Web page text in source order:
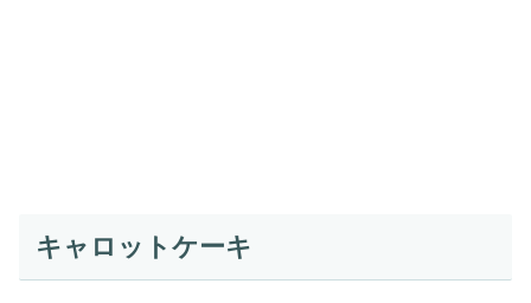
キャロットケーキ